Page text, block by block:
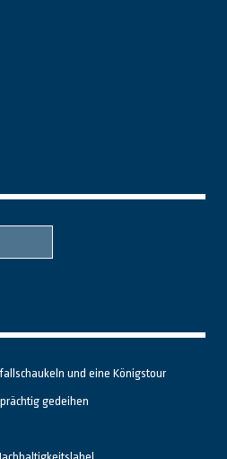
und eine Königstour
gedeihen